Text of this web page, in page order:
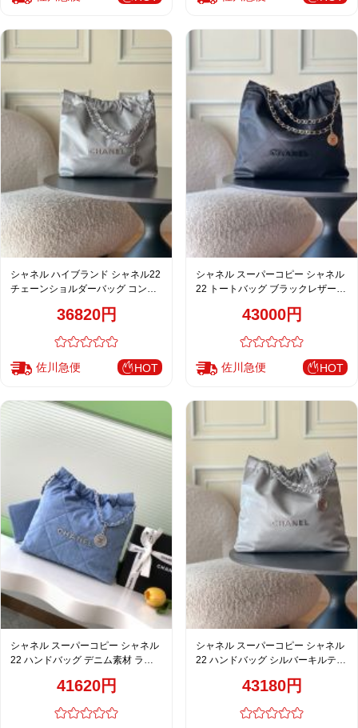
シャネル ハイブランド シャネル22
チェーンショルダーバッグ コンパ
36820円
佐川急便 HOT
シャネル スーパーコピー シャネル
22 トートバッグ ブラックレザー
43000円
佐川急便 HOT
シャネル スーパーコピー シャネル
22 ハンドバッグ デニム素材 ライ
41620円
シャネル スーパーコピー シャネル
22 ハンドバッグ シルバーキルティ
43180円